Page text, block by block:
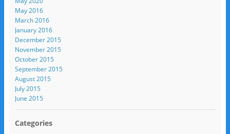
May 2016
March 2016
January 2016
December 2015
November 2015
October 2015
September 2015
August 2015
July 2015
June 2015
Categories